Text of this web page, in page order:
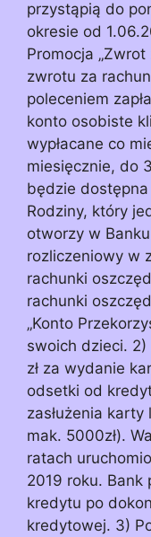
przystąpią do
okresie od
Promocja
zwrotu za
poleceniem
konto osobiste
wypłacane co
miesięcznie, do
będzie
Rodziny, który
otworzy w
rozliczeniowy w
rachunki
rachunki
„Konto
swoich dzieci.
zł za wydanie
odsetki od
zasłużenia
mak. 5000zł).
ratach
2019 roku. Bank
kredytu po
kredytowej. 3)